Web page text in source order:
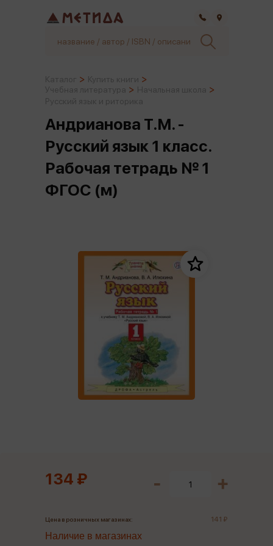
Андрианова Т.М. -
Русский язык 1 класс.
Рабочая тетрадь № 1
ФГОС (м)
134 ₽
Цена в розничных магазинах: 141 ₽
Наличие в магазинах